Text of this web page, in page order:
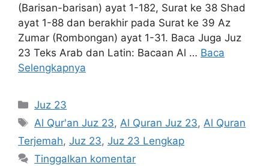
(Barisan-barisan) ayat 1-182, Surat ke 38 Shad
ayat 1-88 dan berakhir pada Surat ke 39 Az
Zumar (Rombongan) ayat 1-31. Baca Juga Juz
23 Teks Arab dan Latin: Bacaan Al … Baca
Selengkapnya
Kategori
Juz 23
Tag
Al Qur'an Juz 23,Al Quran Juz 23,Al Quran
Terjemah, Juz 23, Juz 23 Lengkap
Tinggalkan komentar